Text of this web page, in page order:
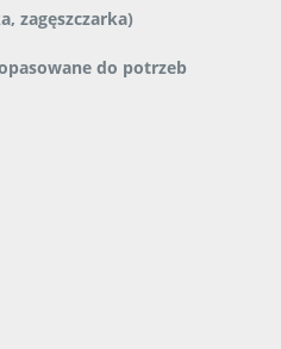
zagęszczarka)
do potrzeb